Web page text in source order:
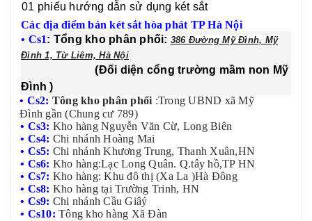
01 phiếu hướng dẫn sử dụng két sắt
Các địa điểm bán két sắt hòa phát TP Hà Nội
• Cs1: Tổng kho phân phối: 386 Đường Mỹ Đình, Mỹ
Đình 1, Từ Liêm, Hà Nội
(Đối diện cổng trường mầm non Mỹ
Đình )
• Cs2: Tông kho phân phối :Trong UBND xã Mỹ
Đình gần (Chung cư 789)
• Cs3: Kho hàng Nguyễn Văn Cừ, Long Biên
• Cs4: Chi nhánh Hoàng Mai
• Cs5: Chi nhánh Khương Trung, Thanh Xuân,HN
• Cs6: Kho hàng:Lạc Long Quân. Q.tây hồ,TP HN
• Cs7: Kho hàng: Khu đô thị (Xa La )Hà Đông
• Cs8: Kho hàng tại Trường Trinh, HN
• Cs9: Chi nhánh Cầu Giâý
• Cs10: Tông kho hàng Xã Đàn